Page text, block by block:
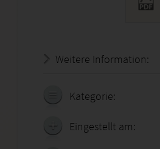
Weitere Information:
Kategorie:
Eingestellt am: